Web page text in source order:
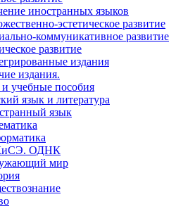
иностранных языков
эстетическое развитие
коммуникативное развитие
развитие
издания
издания.
учебные пособия
язык и литература
язык
ОДНК
мир